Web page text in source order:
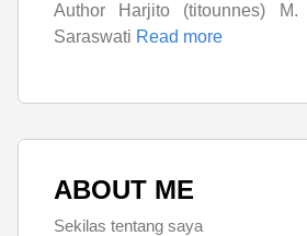
Author Harjito (titounnes) M.
Saraswati Read more
ABOUT ME
Sekilas tentang saya